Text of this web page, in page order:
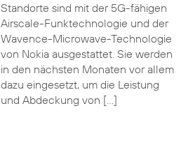
Standorte sind mit der 5G-fähigen
Airscale-Funktechnologie und der
Wavence-Microwave-Technologie
von Nokia ausgestattet. Sie werden
in den nächsten Monaten vor allem
dazu eingesetzt, um die Leistung
und Abdeckung von […]